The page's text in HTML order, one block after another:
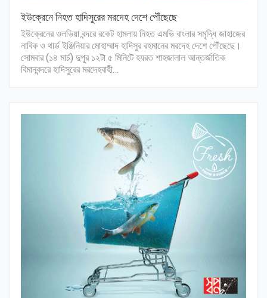
ইউক্রেনে নিহত হাদিসুরের মরদেহ দেশে পৌঁছেছে
ইউক্রেনের ওলভিয়া বন্দরে রকেট হামলায় নিহত এমভি বাংলার সমৃদ্ধি জাহাজের
নাবিক ও থার্ড ইঞ্জিনিয়ার মোহাম্মাদ হাদিসুর রহমানের মরদেহ দেশে পৌঁছেছে।
সোমবার (১৪ মার্চ) দুপুর ১২টা ৫ মিনিটে হযরত শাহজালাল আন্তর্জাতিক
বিমানবন্দরে হাদিসুরের মরদেহবাহী…